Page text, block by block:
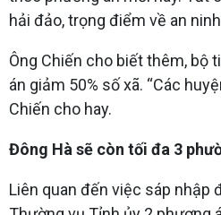
hải đảo, trọng điểm về an
Ông Chiến cho biết thêm, bộ
án giảm 50% số xã. “Các
Chiến cho hay.
Đông Hà sẽ còn tối đa 3
Liên quan đến việc sáp nhập